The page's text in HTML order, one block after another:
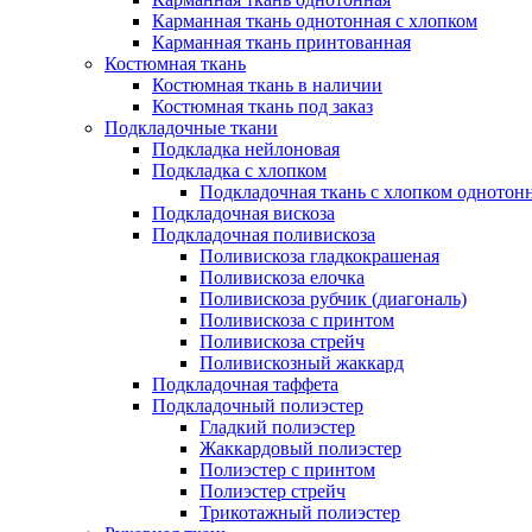
Карманная ткань однотонная с хлопком
Карманная ткань принтованная
Костюмная ткань
Костюмная ткань в наличии
Костюмная ткань под заказ
Подкладочные ткани
Подкладка нейлоновая
Подкладка с хлопком
Подкладочная ткань с хлопком
Подкладочная вискоза
Подкладочная поливискоза
Поливискоза гладкокрашеная
Поливискоза елочка
Поливискоза рубчик (диагональ)
Поливискоза с принтом
Поливискоза стрейч
Поливискозный жаккард
Подкладочная таффета
Подкладочный полиэстер
Гладкий полиэстер
Жаккардовый полиэстер
Полиэстер с принтом
Полиэстер стрейч
Трикотажный полиэстер